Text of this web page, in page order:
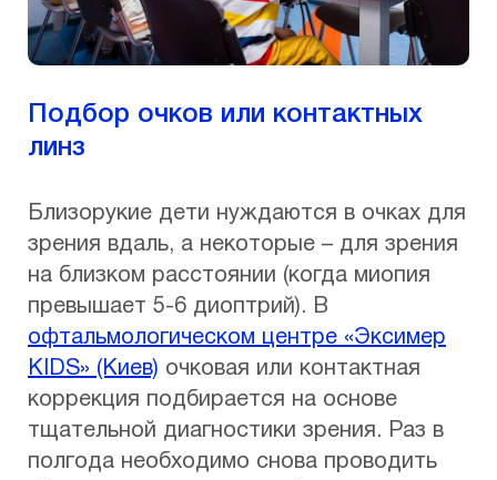
Подбор очков или контактных
линз
Близорукие дети нуждаются в очках для
зрения вдаль, а некоторые – для зрения
на близком расстоянии (когда миопия
превышает 5-6 диоптрий). В
офтальмологическом центре «Эксимер
KIDS» (Киев) очковая или контактная
коррекция подбирается на основе
тщательной диагностики зрения. Раз в
полгода необходимо снова проводить